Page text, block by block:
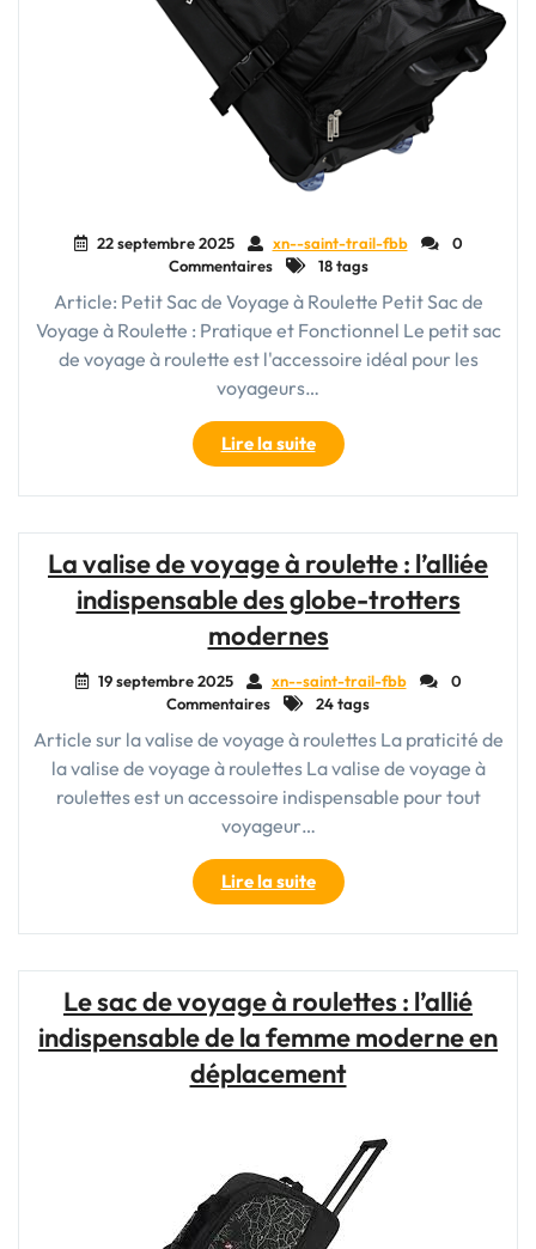
22 septembre 2025 xn--saint-trail-fbb
0
Commentaires
18 tags
Article: Petit Sac de Voyage à Roulette Petit Sac de
Voyage à Roulette : Pratique et Fonctionnel Le petit sac
de voyage à roulette est l'accessoire idéal pour les
voyageurs…
Lire la suite"Le
Petit
Sac
à
Roulette
Praticité
et
Confort
pour
Déplacements"
La valise de voyage à roulette : l’alliée
indispensable des globe-trotters
modernes
19 septembre 2025 xn--saint-trail-fbb
0
Commentaires
24 tags
Article sur la valise de voyage à roulettes La praticité de
la valise de voyage à roulettes La valise de voyage à
roulettes est un accessoire indispensable pour tout
voyageur…
Lire la suite"La
valise
de
roulette
:
l’alliée
indispensable
globe-
trotters
modernes"
Le sac de voyage à roulettes : l’allié
indispensable de la femme moderne en
déplacement